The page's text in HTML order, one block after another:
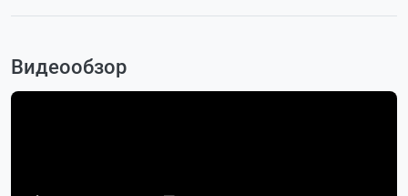
Видеообзор